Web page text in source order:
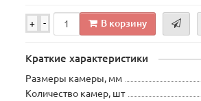
+ - В корзину
Краткие характеристики
Размеры камеры, мм
Количество камер, шт